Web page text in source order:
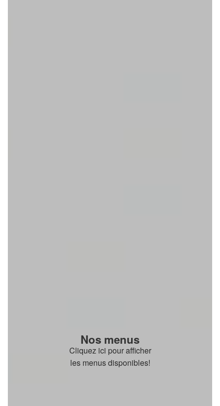
Nos menus
Cliquez ici pour afficher
les menus disponibles!